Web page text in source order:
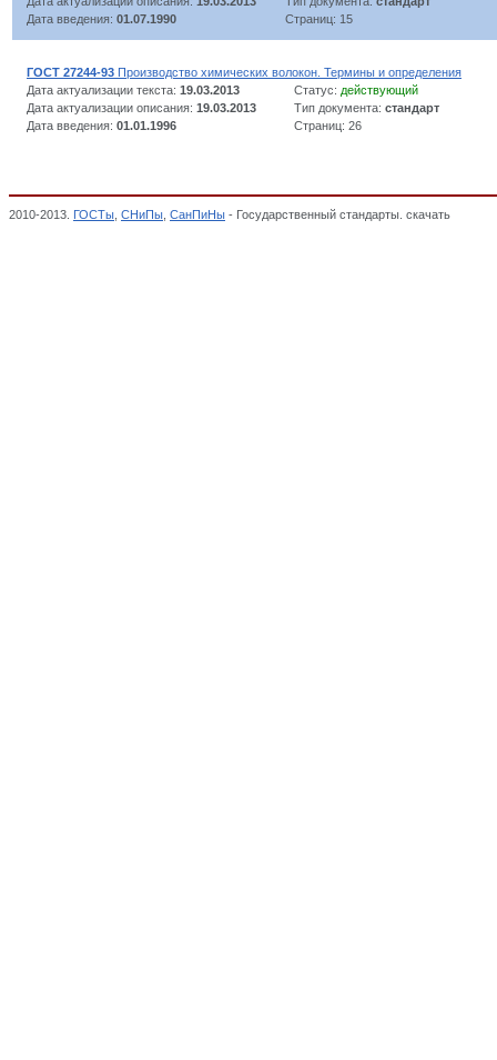
Дата введения: 01.07.1990 Страниц: 15
ГОСТ 27244-93 Производство химических волокон. Термины и определения
Дата актуализации текста: 19.03.2013 Статус: действующий
Дата актуализации описания: 19.03.2013 Тип документа: стандарт
Дата введения: 01.01.1996 Страниц: 26
2010-2013. ГОСТы СНиПы СанПиНы - Государственный стандарты. скачать